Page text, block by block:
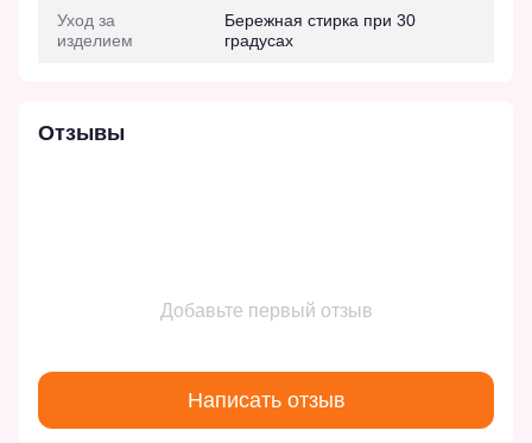
Уход за
изделием
Бережная стирка при 30
градусах
Отзывы
Добавьте первый отзыв
Написать отзыв